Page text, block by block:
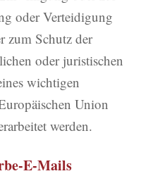
oder Verteidigung
zum Schutz der
oder juristischen
wichtigen
Union
werden.
E-Mails